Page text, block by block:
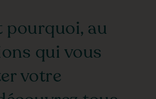
pourquoi, au
qui vous
votre